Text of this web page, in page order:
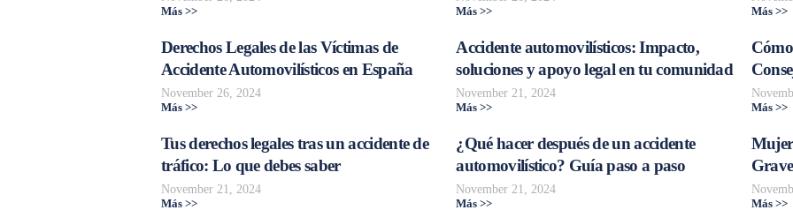
Más >> Más >> Más >>
Derechos Legales de las Víctimas de
Accidente Automovilísticos en España
November 26, 2024
Más >>
Accidente automovilísticos: Impacto,
soluciones y apoyo legal en tu comunidad
November 21, 2024
Más >> Más >>
Tus derechos legales tras un accidente de
tráfico: Lo que debes saber
November 21, 2024
Más >>
¿Qué hacer después de un accidente
automovilístico? Guía paso a paso
November 21, 2024
Más >> Más >>